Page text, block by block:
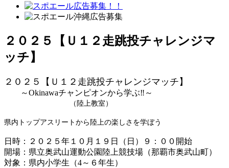
２０２５【Ｕ１２走跳投チャレンジマ
ッチ】
２０２５【Ｕ１２走跳投チャレンジマッチ】
～Okinawaチャンピオンから学ぶ‼～
（陸上教室）
県内トップアスリートから陸上の楽しさを学ぼう
日時：２０２５年１０月１９日（日）９：００開始
開場：県立奥武山運動公園陸上競技場（那覇市奥武山町）
対象：県内小学生（4～６年生）